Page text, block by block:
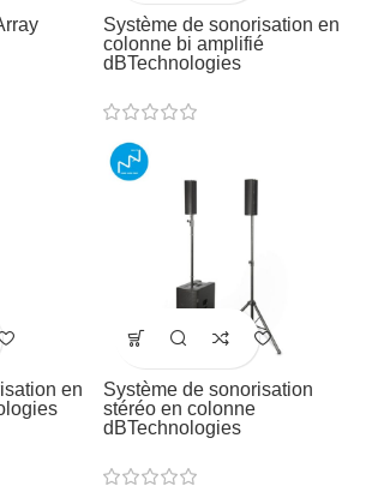
Système de sonorisation en
colonne bi amplifié
dBTechnologies
en
Système de sonorisation
stéréo en colonne
dBTechnologies